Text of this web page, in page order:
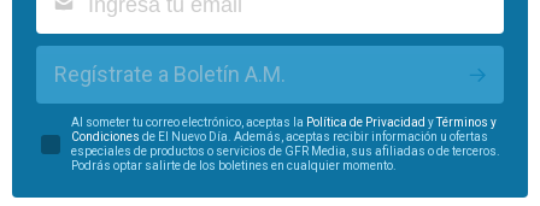
Regístrate a Boletín A.M.
Al someter tu correo electrónico, aceptas la Política de Privacidad yTérminos y
Condiciones de El Nuevo Día. Además, aceptas recibir información u ofertas
especiales de productos o servicios de GFR Media, sus afiliadas o de terceros.
Podrás optar salirte de los boletines en cualquier momento.